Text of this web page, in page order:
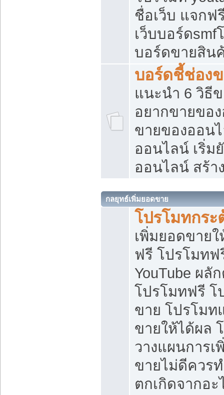
ชื่อเว็บ แจกฟ
เว็บบอร์ดsmf
บอร์ดขายสิน
บอร์ดชี้ช่อง
แนะนำ 6 วิธี
อยากขายขอ
ขายของออน
ออนไลน์ เริ่ม
ออนไลน์ สร้า
กลยุทธ์เพิ่มยอดขาย
โปรโมทกร
เพิ่มยอดขายใ
ฟรี โปรโมทฟ
YouTube ผลั
โปรโมทฟรี โ
ขาย โปรโมท
ขายให้ได้ผล
วางแผนการ
ขายไม่ดีควร
ตกเกิดจากอะ